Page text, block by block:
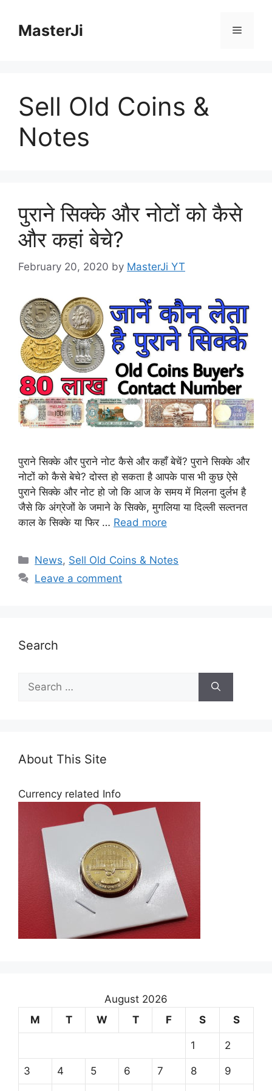
contentMasterJi Menu
Sell Old Coins &
Notes
पुराने सिक्के और नोटों को कैसे
और कहां बेचे?
February 20, 2020 by MasterJi YT
पुराने सिक्के और पुराने नोट कैसे और कहाँ बेचें? पुराने सिक्के और
नोटों को कैसे बेचे? दोस्त हो सकता है आपके पास भी कुछ ऐसे
पुराने सिक्के और नोट हो जो कि आज के समय में मिलना दुर्लभ है
जैसे कि अंग्रेजों के जमाने के सिक्के, मुगलिया या दिल्ली सल्तनत
काल के सिक्के या फिर … Read more
Categories
News, Sell Old Coins & Notes
Leave a comment
Search
for:
About This Site
Currency related Info
August 2026
M
T W T F S S
1 2
3 4 5 6 7 8 9